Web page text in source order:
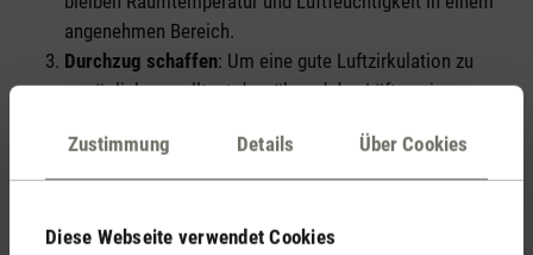
Zustimmung Details Über Cookies
Diese Webseite verwendet Cookies
angenehmen Bereich.
Durchzug schaffen: Um eine gute Luftzirkulation zu
ermöglichen, solltest du während des Lüftens im
gegenüberliegenden Seiten des Raumes öffnen.
Dadurch entsteht Durchzug, der für eine effektive
Sonnenschutz nutzen:Während des Tages sollten die